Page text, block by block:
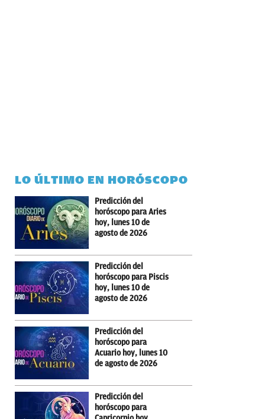
LO ÚLTIMO EN HORÓSCOPO
Predicción del
horóscopo para Aries
hoy, lunes 10 de
agosto de 2026
Predicción del
horóscopo para Piscis
hoy, lunes 10 de
agosto de 2026
Predicción del
horóscopo para
Acuario hoy, lunes 10
de agosto de 2026
Predicción del
horóscopo para